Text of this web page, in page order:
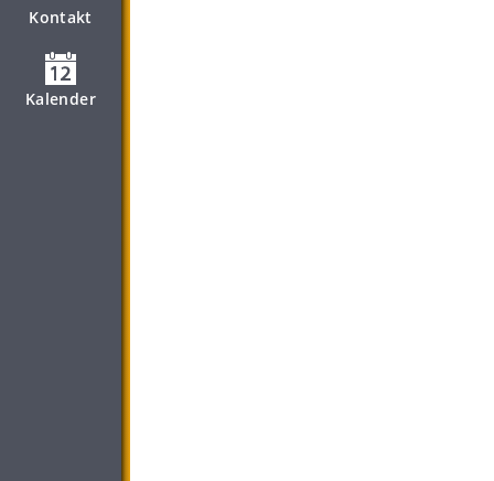
Kontakt
Kalender